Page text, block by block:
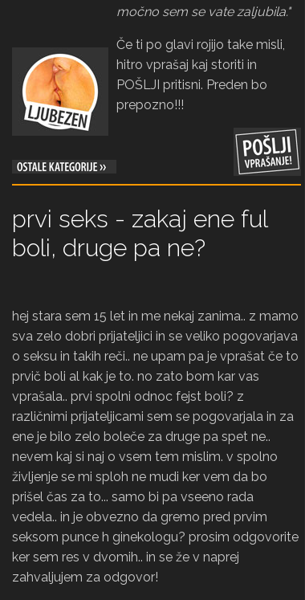
močno sem se vate zaljubila."
Če ti po glavi rojijo take misli,
hitro vprašaj kaj storiti in
POŠLJI pritisni. Preden bo
prepozno!!!
prvi seks - zakaj ene ful
boli, druge pa ne?
hej stara sem 15 let in me nekaj zanima.. z mamo
sva zelo dobri prijateljici in se veliko pogovarjava
o seksu in takih reči.. ne upam pa je vprašat če to
prvič boli al kak je to. no zato bom kar vas
vprašala.. prvi spolni odnoc fejst boli? z
različnimi prijateljicami sem se pogovarjala in za
ene je bilo zelo boleče za druge pa spet ne..
nevem kaj si naj o vsem tem mislim. v spolno
življenje se mi sploh ne mudi ker vem da bo
prišel čas za to... samo bi pa vseeno rada
vedela.. in je obvezno da gremo pred prvim
seksom punce h ginekologu? prosim odgovorite
ker sem res v dvomih.. in se že v naprej
zahvaljujem za odgovor!